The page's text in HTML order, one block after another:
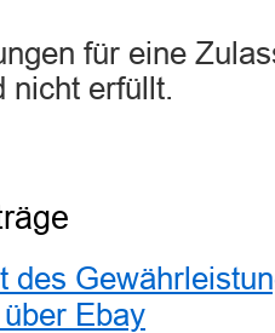
für eine
nicht erfüllt.
des
Ebay